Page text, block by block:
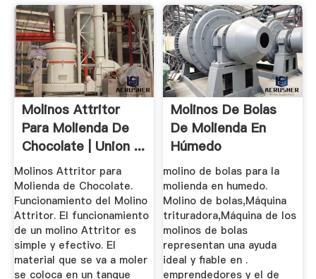
Molinos Attritor
Para Molienda De
Chocolate | Union ...
Molinos Attritor para
Molienda de Chocolate.
Funcionamiento del Molino
Attritor. El funcionamiento
de un molino Attritor es
simple y efectivo. El
material que se va a moler
se coloca en un tanque
Molinos De Bolas
De Molienda En
Húmedo
molino de bolas para la
molienda en humedo.
Molino de bolas,Máquina
trituradora,Máquina de los
molinos de bolas
representan una ayuda
ideal y fiable en .
emprendedores y el de